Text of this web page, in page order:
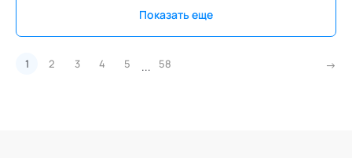
Показать еще
1 2 3 4 5 ... 58